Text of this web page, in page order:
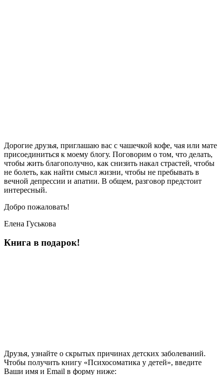
Дорогие друзья, приглашаю вас с чашечкой кофе, чая или мате
присоединиться к моему блогу. Поговорим о том, что делать,
чтобы жить благополучно, как снизить накал страстей, чтобы
не болеть, как найти смысл жизни, чтобы не пребывать в
вечной депрессии и апатии. В общем, разговор предстоит
интересный.
Добро пожаловать!
Елена Гуськова
Книга в подарок!
Друзья, узнайте о скрытых причинах детских заболеваний.
Чтобы получить книгу «Психосоматика у детей», введите
Ваши имя и Email в форму ниже: